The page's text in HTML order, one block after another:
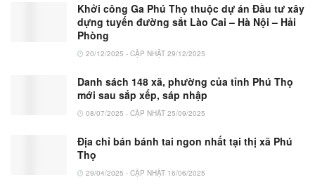
Khởi công Ga Phú Thọ thuộc dự án Đầu tư xây
dựng tuyến đường sắt Lào Cai – Hà Nội – Hải
Phòng
20/12/2025 - CẬP NHẬT 29/12/2025
Danh sách 148 xã, phường của tỉnh Phú Thọ
mới sau sắp xếp, sáp nhập
08/07/2025 - CẬP NHẬT 25/09/2025
Địa chỉ bán bánh tai ngon nhất tại thị xã Phú
Thọ
29/04/2025 - CẬP NHẬT 16/06/2025